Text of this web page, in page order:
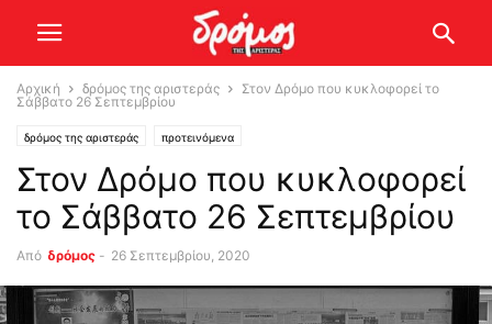
Αρχική δρόμος της αριστεράς
Στον Δρόμο που κυκλοφορεί το
Σάββατο 26 Σεπτεμβρίου
δρόμος της αριστεράς προτεινόμενα
Στον Δρόμο που κυκλοφορεί
το Σάββατο 26 Σεπτεμβρίου
Από δρόμος - 26 Σεπτεμβρίου, 2020